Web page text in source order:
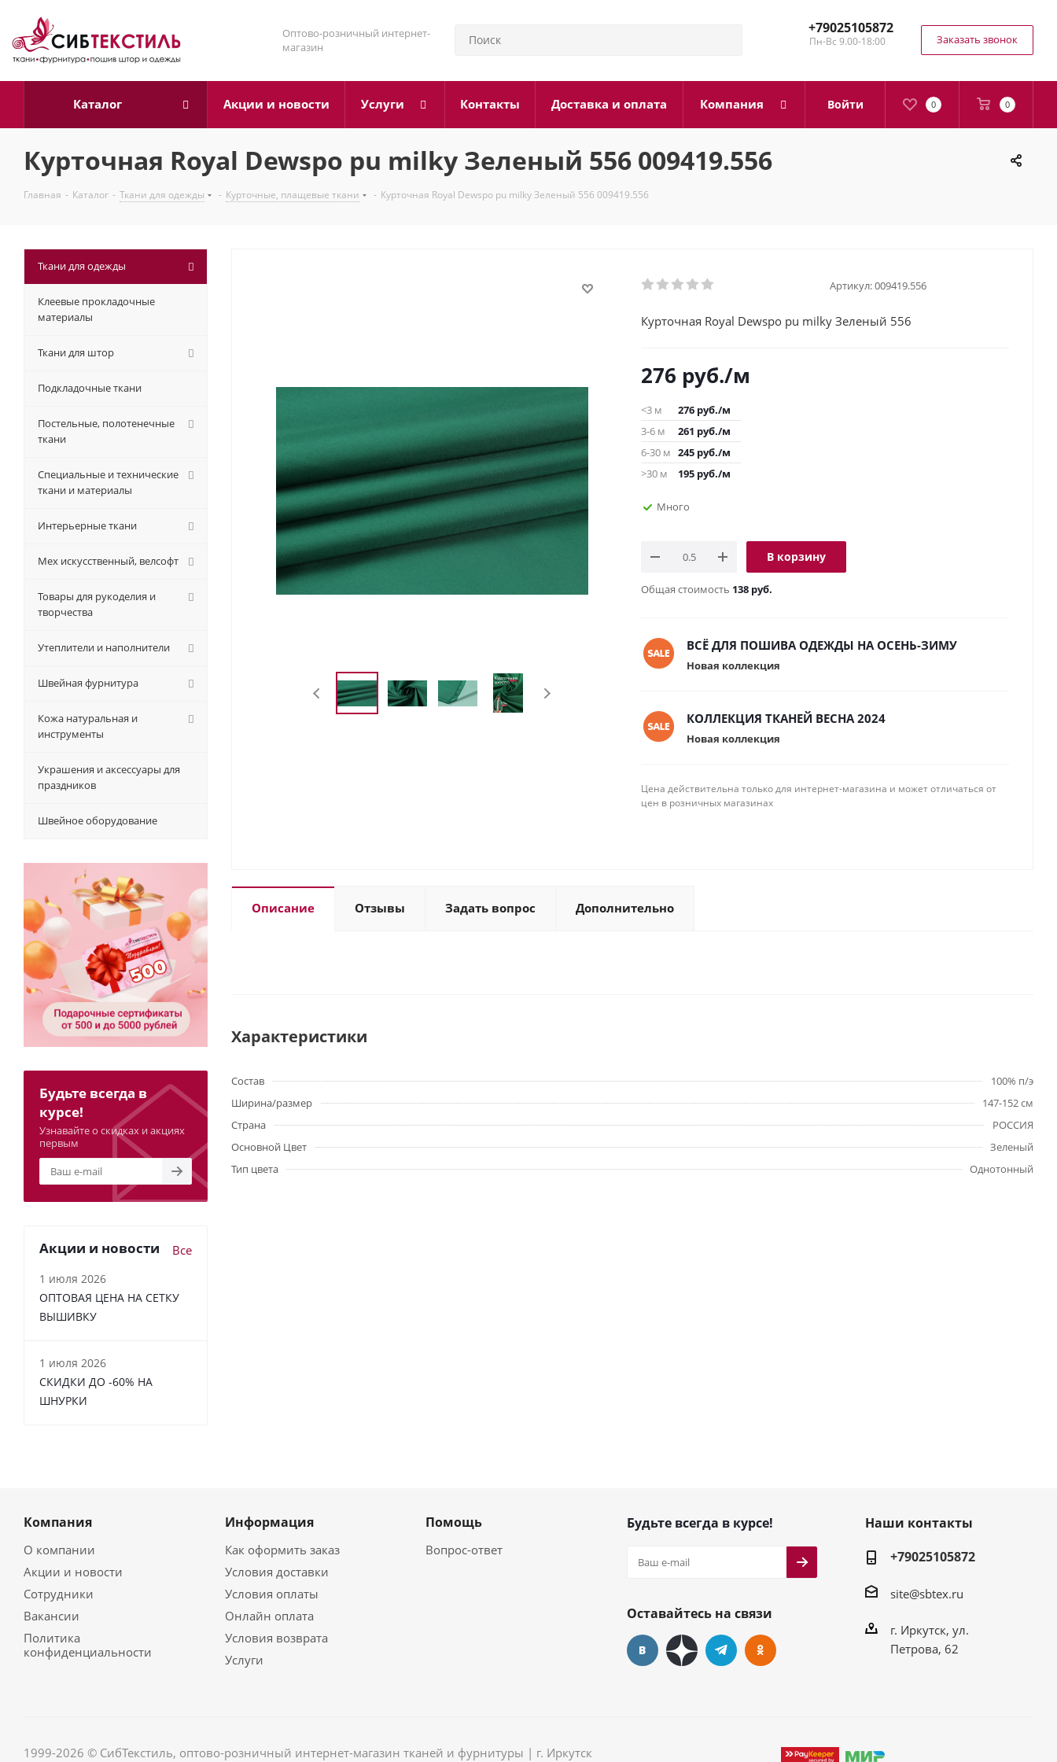
Оптово-розничный интернет-
магазин
+79025105872
Пн-Вс 9.00-18:00 Заказать звонок
0 0
Войти
Каталог Акции и новости Услуги Контакты Доставка и оплата Компания
Курточная Royal Dewspo pu milky Зеленый 556 009419.556
Главная - Каталог - Ткани для одежды - Курточные, плащевые ткани - Курточная Royal Dewspo pu milky Зеленый 556 009419.556
Артикул:009419.556
Курточная Royal Dewspo pu milky Зеленый 556
276 руб./м
<3 м 276 руб./м
3-6 м
261 руб./м
6-30 м 245 руб./м
>30 м
195 руб./м
Много
В корзину
Общая стоимость 138 руб.
ВСЁ ДЛЯ ПОШИВА ОДЕЖДЫ НА ОСЕНЬ-ЗИМУ
Новая коллекция
КОЛЛЕКЦИЯ ТКАНЕЙ ВЕСНА 2024
Новая коллекция
Цена действительна только для интернет-магазина и может отличаться от
цен в розничных магазинах
Описание Отзывы Задать вопрос Дополнительно
Характеристики
Состав
100% п/э
Ширина/размер
147-152 см
Страна
РОССИЯ
Основной Цвет
Зеленый
Тип цвета
Однотонный
Ткани для одежды
Клеевые прокладочные
материалы
Ткани для штор
Подкладочные ткани
Постельные, полотенечные
ткани
Специальные и технические
ткани и материалы
Интерьерные ткани
Мех искусственный, велсофт
Товары для рукоделия и
творчества
Утеплители и наполнители
Швейная фурнитура
Кожа натуральная и
инструменты
Украшения и аксессуары для
праздников
Швейное оборудование
Будьте всегда в
курсе!
Узнавайте о скидках и акциях
первым
Акции и новости Все
1 июля 2026
ОПТОВАЯ ЦЕНА НА СЕТКУ
ВЫШИВКУ
1 июля 2026
СКИДКИ ДО -60% НА
ШНУРКИ
Компания
О компании
Акции и новости
Сотрудники
Вакансии
Политика
конфиденциальности
Информация
Как оформить заказ
Условия доставки
Условия оплаты
Онлайн оплата
Условия возврата
Услуги
Помощь
Вопрос-ответ
Будьте всегда в курсе!
Оставайтесь на связи
Наши контакты
+79025105872
site@sbtex.ru
г. Иркутск, ул.
Петрова, 62
1999-2026 © СибТекстиль, оптово-розничный интернет-магазин тканей и фурнитуры | г. Иркутск